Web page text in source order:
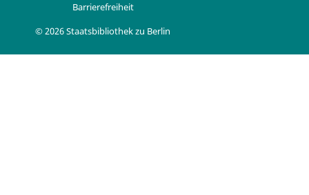
Barrierefreiheit
© 2026 Staatsbibliothek zu Berlin